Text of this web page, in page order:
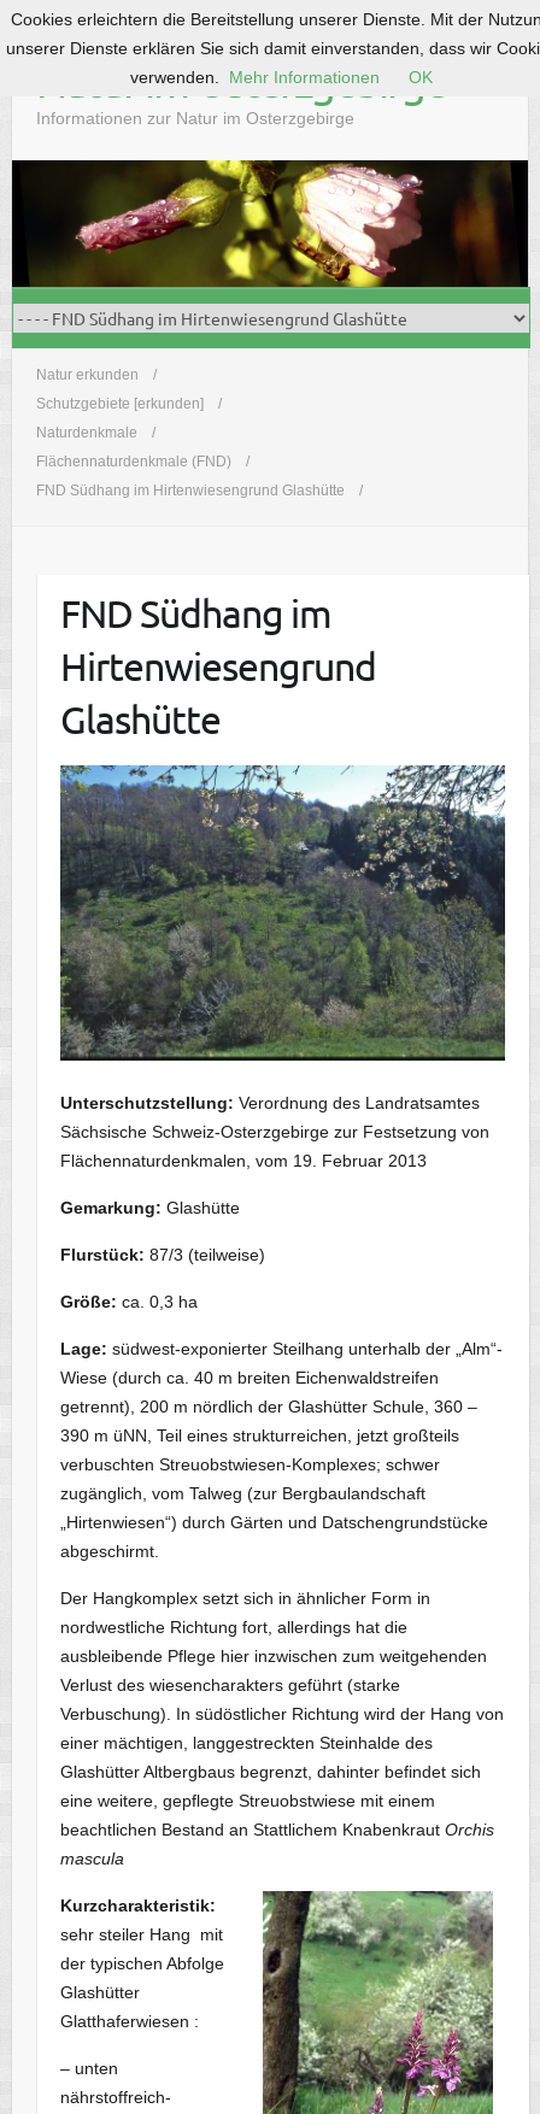
S
k
o
Natur im Osterzgebirge
Informationen zur Natur im Osterzgebirge
Natur erkunden
Schutzgebiete [erkunden]
Naturdenkmale
Flächennaturdenkmale (FND)
FND Südhang im Hirtenwiesengrund Glashütte
FND Südhang im
Hirtenwiesengrund
Glashütte
Unterschutzstellung: Verordnungdes Landratsamtes
Sächsische Schweiz-Osterzgebirge zur Festsetzung von
Flächennaturdenkmalen,vom 19. Februar 2013
Gemarkung: Glashütte
Flurstück: 87/3 (teilweise)
Größe: ca. 0,3 ha
Lage: südwest-exponierter Steilhang unterhalb der „Alm“-
Wiese (durch ca. 40 m breiten Eichenwaldstreifen
getrennt), 200 m nördlich der Glashütter Schule, 360 –
390 m üNN, Teil eines strukturreichen, jetzt großteils
verbuschten Streuobstwiesen-Komplexes; schwer
zugänglich, vom Talweg (zur Bergbaulandschaft
„Hirtenwiesen“) durch Gärten und Datschengrundstücke
abgeschirmt.
Der Hangkomplex setzt sich in ähnlicher Form in
nordwestliche Richtung fort, allerdings hat die
ausbleibende Pflege hier inzwischen zum weitgehenden
Verlust des wiesencharakters geführt (starke
Verbuschung). In südöstlicher Richtung wird der Hang von
einer mächtigen, langgestreckten Steinhalde des
Glashütter Altbergbaus begrenzt, dahinter befindet sich
eine weitere, gepflegte Streuobstwiese mit einem
beachtlichen Bestand an Stattlichem KnabenkrautOrchis
mascula
Kurzcharakteristik:
sehr steiler Hang mit
der typischen Abfolge
Glashütter
Glatthaferwiesen :
– unten
nährstoffreich-
Cookies erleichtern die Bereitstellung unserer Dienste. Mit der
unserer Dienste erklären Sie sich damit einverstanden, dass wir
verwenden.
Mehr Informationen OK